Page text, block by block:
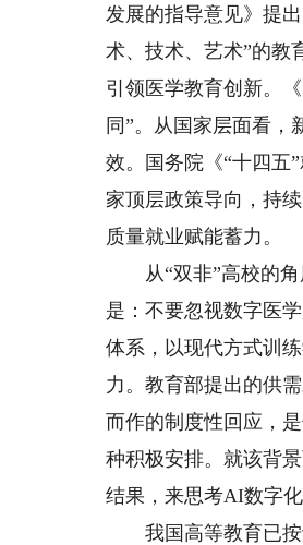
发展的指导意见》提
术、技术、艺术”的教
引领医学教育创新。
同”。从国家层面看
效。国务院《“十四五
家顶层政策导向，持
质量就业赋能蓄力。
从“双非”高校的角
是：不要忽视数字医
体系，以现代方式训
力。教育部提出的供
而作的制度性回应，
种积极安排。就该背
结果，来思考AI数字
我国高等教育已按